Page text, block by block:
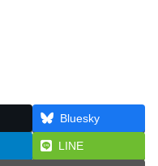
Bluesky
LINE